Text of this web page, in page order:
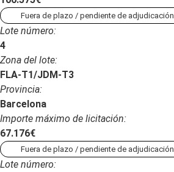
Fuera de plazo / pendiente de adjudicación
Lote número:
4
Zona del lote:
FLA-T1/JDM-T3
Provincia:
Barcelona
Importe máximo de licitación:
67.176€
Fuera de plazo / pendiente de adjudicación
Lote número: